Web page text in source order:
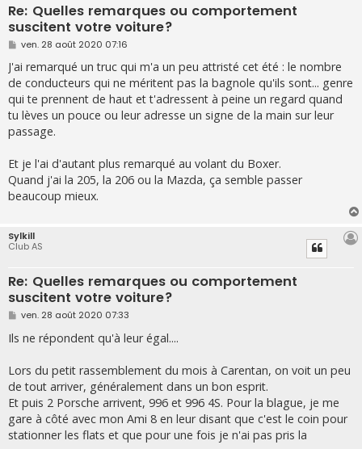
Re: Quelles remarques ou comportement
suscitent votre voiture?
M
s
s
a
g
e
ven. 28 août 2020 07:16
J'ai remarqué un truc qui m'a un peu attristé cet été : le nombre
de conducteurs qui ne méritent pas la bagnole qu'ils sont... genre
qui te prennent de haut et t'adressent à peine un regard quand
tu lèves un pouce ou leur adresse un signe de la main sur leur
passage.
Et je l'ai d'autant plus remarqué au volant du Boxer.
Quand j'ai la 205, la 206 ou la Mazda, ça semble passer
beaucoup mieux.
Sylkill
Club AS
Re: Quelles remarques ou comportement
suscitent votre voiture?
M
s
s
g
e
ven. 28 août 2020 07:33
Ils ne répondent qu'à leur égal....
Lors du petit rassemblement du mois à Carentan, on voit un peu
de tout arriver, généralement dans un bon esprit.
Et puis 2 Porsche arrivent, 996 et 996 4S. Pour la blague, je me
gare à côté avec mon Ami 8 en leur disant que c'est le coin pour
stationner les flats et que pour une fois je n'ai pas pris la